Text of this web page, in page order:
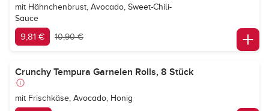
mit Hähnchenbrust, Avocado, Sweet-Chili-
Sauce
9,81 € 10,90 €
Crunchy Tempura Garnelen Rolls, 8 Stück
mit Frischkäse, Avocado, Honig